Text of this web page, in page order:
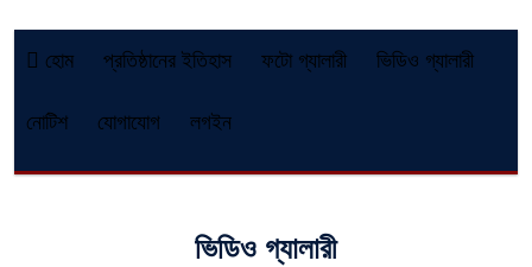
হোম প্রতিষ্ঠানের ইতিহাস ফটো গ্যালারী ভিডিও গ্যালারী
নোটিশ যোগাযোগ লগইন
ভিডিও গ্যালারী